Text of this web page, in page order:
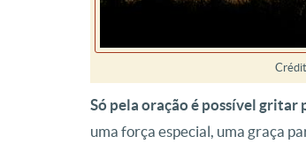
Só pela oração é possível gritar
uma força especial, uma graça